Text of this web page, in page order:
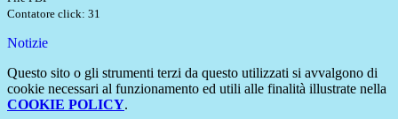
Contatore click: 31
Notizie
Questo sito o gli strumenti terzi da questo utilizzati si avvalgono di
cookie necessari al funzionamento ed utili alle finalità illustrate nella
COOKIE POLICY.